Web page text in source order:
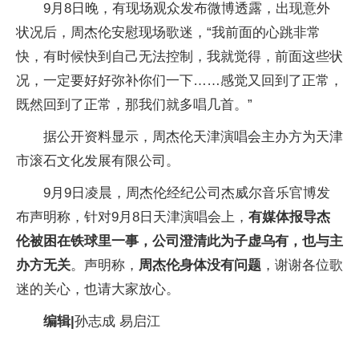
9月8日晚，有现场观众发布微博透露，出现意外
状况后，周杰伦安慰现场歌迷，“我前面的心跳非常
快，有时候快到自己无法控制，我就觉得，前面这些状
况，一定要好好弥补你们一下……感觉又回到了正常，
既然回到了正常，那我们就多唱几首。”
据公开资料显示，周杰伦天津演唱会主办方为天津
市滚石文化发展有限公司。
9月9日凌晨，周杰伦经纪公司杰威尔音乐官博发
布声明称，针对9月8日天津演唱会上， 有媒体报导杰
伦被困在铁球里一事，公司澄清此为子虚乌有，也与主
办方无关。声明称， 周杰伦身体没有问题 ，谢谢各位歌
迷的关心，也请大家放心。
编辑|孙志成 易启江